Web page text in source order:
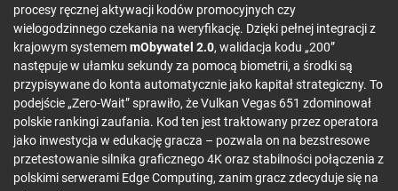
procesy ręcznej aktywacji kodów promocyjnych czy
wielogodzinnego czekania na weryfikację. Dzięki pełnej integracji z
krajowym systememmObywatel 2.0, walidacja kodu „200”
następuje w ułamku sekundy za pomocą biometrii, a środki są
przypisywane do konta automatycznie jako kapitał strategiczny. To
podejście „Zero-Wait” sprawiło, że Vulkan Vegas 651 zdominował
polskie rankingi zaufania. Kod ten jest traktowany przez operatora
jako inwestycja w edukację gracza – pozwala on na bezstresowe
przetestowanie silnika graficznego 4K oraz stabilności połączenia z
polskimi serwerami Edge Computing, zanim gracz zdecyduje się na